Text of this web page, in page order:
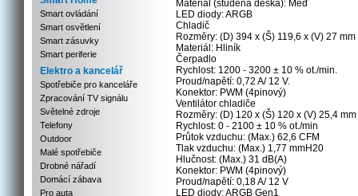
Smart ovládání
Smart osvětlení
Smart zásuvky
Smart periferie
Elektro a kancelář
Spotřebiče pro kanceláře
Zpracování TV signálu
Světelné zdroje
Telefony
Outdoor
Malé spotřebiče
Drobné nářadí
Domácí zábava
Pro auta
Materiál (studená deska): Měď
LED diody: ARGB
Chladič
Rozměry: (D) 394 x (Š) 119,6 x (V) 27 mm
Materiál: Hliník
Čerpadlo
Rychlost: 1200 - 3200 ± 10 % ot./min.
Proud/napětí: 0,72 A/ 12 V.
Konektor: PWM (4pinový)
Ventilátor chladiče
Rozměry: (D) 120 x (Š) 120 x (V) 25,4 mm
Rychlost: 0 - 2100 ± 10 % ot./min
Průtok vzduchu: (Max.) 62,6 CFM
Tlak vzduchu: (Max.) 1,77 mmH20
Hlučnost: (Max.) 31 dB(A)
Konektor: PWM (4pinový)
Proud/napětí: 0,18 A/ 12 V
LED diody: ARGB Gen1